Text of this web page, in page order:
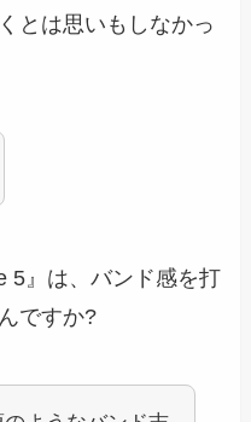
とは思いもしなかっ
』は、バンド感を打
ですか?